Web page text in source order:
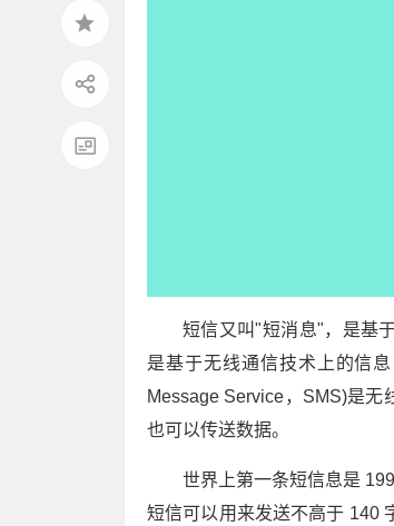
短信又叫"短消息"，是基
是基于无线通信技术上的信
Message Service，SMS)是无
也可以传送数据。
世界上第一条短信息是
短信可以用来发送不高于 140